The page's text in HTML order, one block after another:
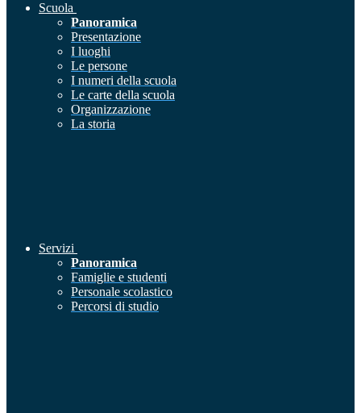
Scuola
Panoramica
Presentazione
I luoghi
Le persone
I numeri della scuola
Le carte della scuola
Organizzazione
La storia
Servizi
Panoramica
Famiglie e studenti
Personale scolastico
Percorsi di studio